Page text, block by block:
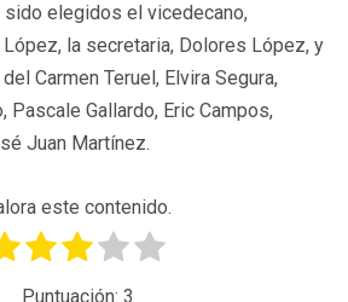
sido elegidos el vicedecano,
la secretaria, Dolores López, y
Carmen Teruel, Elvira Segura,
Pascale Gallardo, Eric Campos,
Juan Martínez.
este contenido.
Puntuación: 3